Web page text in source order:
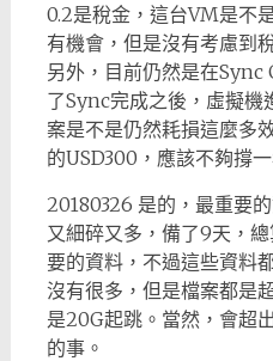
0.2是稅金，這台VM是不
有機會，但是沒有考慮到
另外，目前仍然是在
了Sync完成之後，虛擬機
案是不是仍然耗損這麼多
的USD300，應該不夠撐一
20180326 是的，最重要
又細碎又多，備了9天，
要的資料，不過這些資料
沒有很多，但是檔案都是
是20G起跳。當然，會超
的事。